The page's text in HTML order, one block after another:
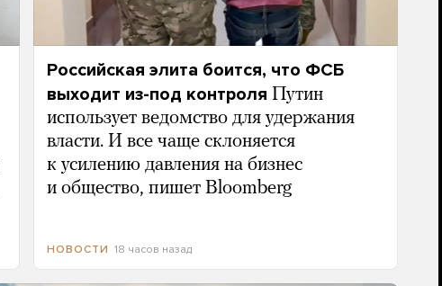
Российская элита боится, что ФСБ
выходит из-под контроля Путин
использует ведомство для удержания
власти. И все чаще склоняется
к усилению давления на бизнес
и общество, пишет Bloomberg
НОВОСТИ 18 часов назад